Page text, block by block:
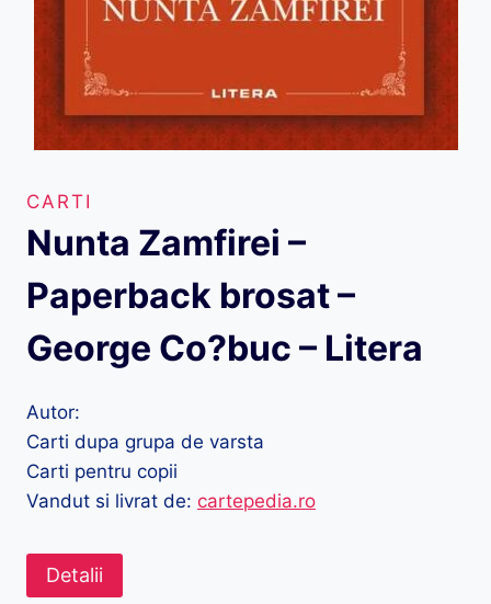
CARTI
Nunta Zamfirei –
Paperback brosat –
George Co?buc – Litera
Autor:
Carti dupa grupa de varsta
Carti pentru copii
Vandut si livrat de: cartepedia.ro
Detalii